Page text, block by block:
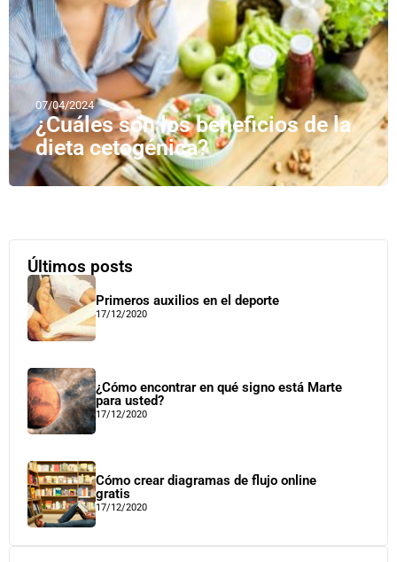
07/04/2024
¿Cuáles son los beneficios de la
dieta cetogénica?
Últimos posts
Primeros auxilios en el deporte
17/12/2020
¿Cómo encontrar en qué signo está Marte
para usted?
17/12/2020
Cómo crear diagramas de flujo online
gratis
17/12/2020